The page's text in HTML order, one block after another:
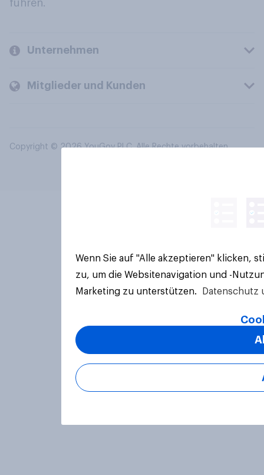
führen.
Unternehmen
Mitglieder und Kunden
Copyright © 2026 YouGov PLC. Alle Rechte vorbehalten.
Wenn Sie auf "Alle akzeptieren" klicken,
zu, um die Websitenavigation und -
Marketing zu unterstützen.
Datenschutz